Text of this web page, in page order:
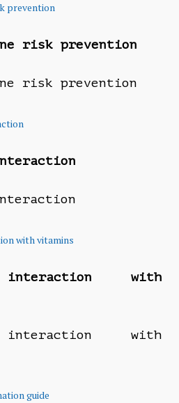
prevention
risk prevention
risk prevention
with vitamins
with
with
guide